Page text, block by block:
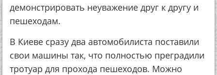
демонстрировать неуважение друг к другу и
пешеходам.
В Киеве сразу два автомобилиста поставили
свои машины так, что полностью преградили
тротуар для прохода пешеходов. Можно